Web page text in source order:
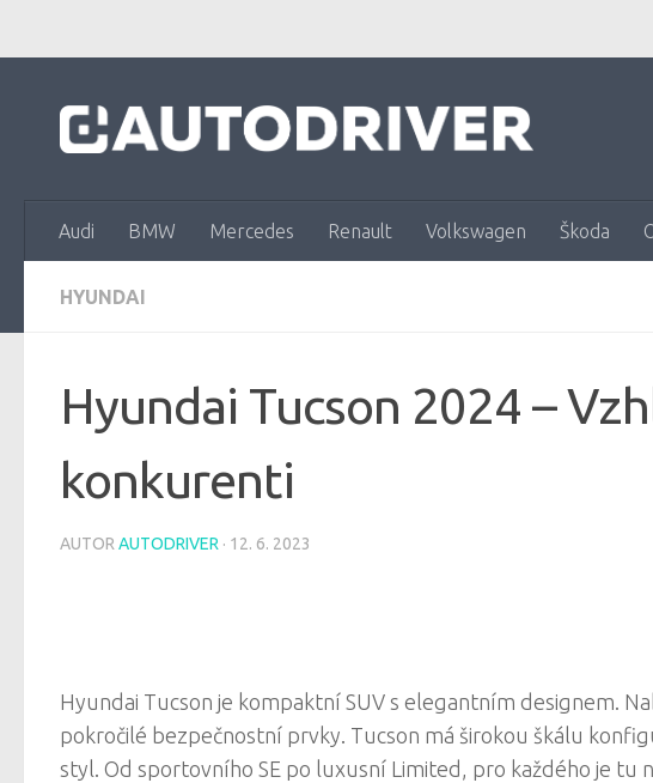
Audi BMW Mercedes Renault Volkswagen Škoda
HYUNDAI
Hyundai Tucson 2024 –
konkurenti
AUTOR AUTODRIVER · 12. 6. 2023
Hyundai Tucson je kompaktní SUV s elegantním designem.
pokročilé bezpečnostní prvky. Tucson má širokou škálu
styl. Od sportovního SE po luxusní Limited, pro každého je tu